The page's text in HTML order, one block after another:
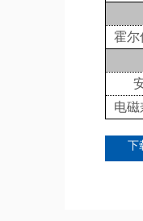
霍尔
电磁
下